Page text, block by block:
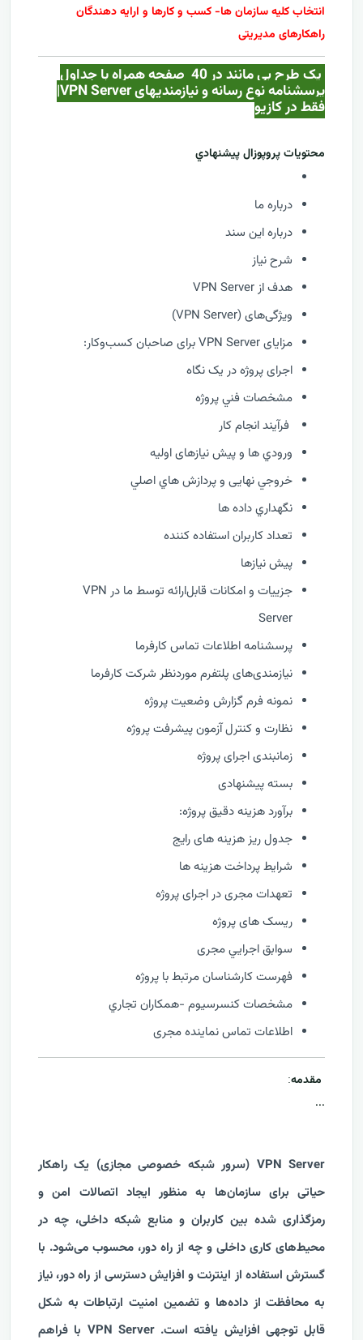
انتخاب کلیه سازمان ها- کسب و کارها و ارایه دهندگان
راهکارهای مدیریتی
یک طرح بی مانند در 40 صفحه همراه با جداول
پرسشنامه نوع رسانه و نیازمندیهای VPN Server|
فقط در کازيو
محتويات پروپوزال پيشنهادي
درباره ما
درباره این سند
شرح نیاز
هدف از VPN Server
ویژگی‌های (VPN Server)
مزایای VPN Server برای صاحبان کسب‌وکار:
اجرای پروژه در یک نگاه
مشخصات فني پروژه
فرآيند انجام کار
ورودي ها و پیش نیازهای اولیه
خروجي نهایی و پردازش هاي اصلي
نگهداري داده ها
تعداد کاربران استفاده کننده
پیش نیازها
جزییات و امکانات قابل‌ارائه توسط ما در VPN
Server
پرسشنامه اطلاعات تماس کارفرما
نیازمندی‌های پلتفرم موردنظر شرکت کارفرما
نمونه فرم گزارش وضعيت پروژه
نظارت و كنترل آزمون پیشرفت پروژه
زمانبندی اجرای پروژه
بسته پیشنهادی
برآورد هزینه دقیق پروژه:
جدول ریز هزینه های رایج
شرایط پرداخت هزینه ها
تعهدات مجری در اجرای پروژه
ریسک های پروژه
سوابق اجرايي مجری
فهرست كارشناسان مرتبط با پروژه
مشخصات كنسرسيوم -همكاران تجاري
اطلاعات تماس نماینده مجری
مقدمه:
...
VPN Server (سرور شبکه خصوصی مجازی) یک راهکار
حیاتی برای سازمان‌ها به منظور ایجاد اتصالات امن و
رمزگذاری شده بین کاربران و منابع شبکه داخلی، چه در
محیط‌های کاری داخلی و چه از راه دور، محسوب می‌شود. با
گسترش استفاده از اینترنت و افزایش دسترسی از راه دور، نیاز
به محافظت از داده‌ها و تضمین امنیت ارتباطات به شکل
قابل توجهی افزایش یافته است. VPN Server با فراهم